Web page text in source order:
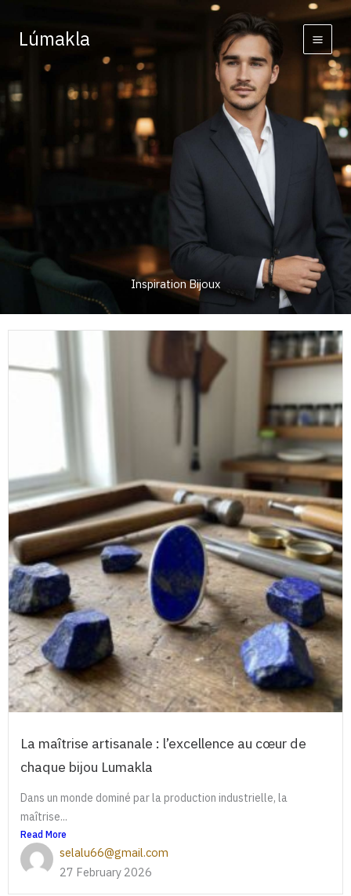
contentLúmakla
Inspiration Bijoux
La maîtrise artisanale : l’excellence au cœur de
chaque bijou Lumakla
Dans un monde dominé par la production industrielle, la
maîtrise...
Read More
selalu66@gmail.com
27 February 2026